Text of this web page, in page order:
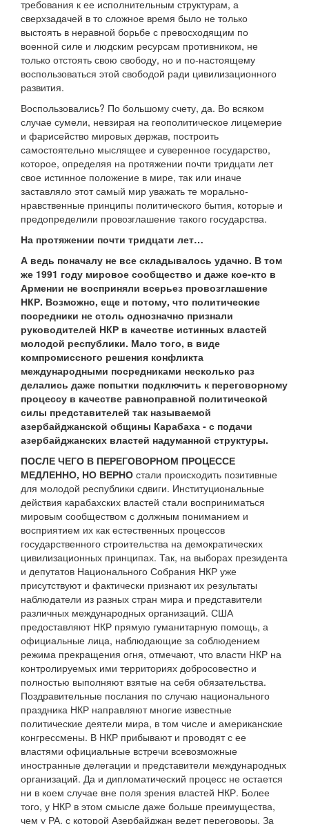
требования к ее исполнительным структурам, а
сверхзадачей в то сложное время было не только
выстоять в неравной борьбе с превосходящим по
военной силе и людским ресурсам противником, не
только отстоять свою свободу, но и по-настоящему
воспользоваться этой свободой ради цивилизационного
развития.
Воспользовались? По большому счету, да. Во всяком
случае сумели, невзирая на геополитическое лицемерие
и фарисейство мировых держав, построить
самостоятельно мыслящее и суверенное государство,
которое, определяя на протяжении почти тридцати лет
свое истинное положение в мире, так или иначе
заставляло этот самый мир уважать те морально-
нравственные принципы политического бытия, которые и
предопределили провозглашение такого государства.
На протяжении почти тридцати лет…
А ведь поначалу не все складывалось удачно. В том
же 1991 году мировое сообщество и даже кое-кто в
Армении не восприняли всерьез провозглашение
НКР. Возможно, еще и потому, что политические
посредники не столь однозначно признали
руководителей НКР в качестве истинных властей
молодой республики. Мало того, в виде
компромиссного решения конфликта
международными посредниками несколько раз
делались даже попытки подключить к переговорному
процессу в качестве равноправной политической
силы представителей так называемой
азербайджанской общины Карабаха - с подачи
азербайджанских властей надуманной структуры.
ПОСЛЕ ЧЕГО В ПЕРЕГОВОРНОМ ПРОЦЕССЕ
МЕДЛЕННО, НО ВЕРНО стали происходить позитивные
для молодой республики сдвиги. Институциональные
действия карабахских властей стали восприниматься
мировым сообществом с должным пониманием и
восприятием их как естественных процессов
государственного строительства на демократических
цивилизационных принципах. Так, на выборах президента
и депутатов Национального Собрания НКР уже
присутствуют и фактически признают их результаты
наблюдатели из разных стран мира и представители
различных международных организаций. США
предоставляют НКР прямую гуманитарную помощь, а
официальные лица, наблюдающие за соблюдением
режима прекращения огня, отмечают, что власти НКР на
контролируемых ими территориях добросовестно и
полностью выполняют взятые на себя обязательства.
Поздравительные послания по случаю национального
праздника НКР направляют многие известные
политические деятели мира, в том числе и американские
конгрессмены. В НКР прибывают и проводят с ее
властями официальные встречи всевозможные
иностранные делегации и представители международных
организаций. Да и дипломатический процесс не остается
ни в коем случае вне поля зрения властей НКР. Более
того, у НКР в этом смысле даже больше преимущества,
чем у РА, с которой Азербайджан ведет переговоры. За